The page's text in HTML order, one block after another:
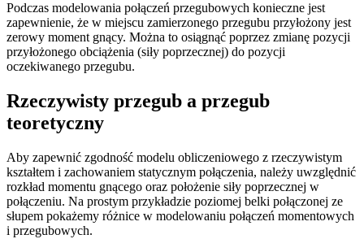
Podczas modelowania połączeń przegubowych konieczne jest
zapewnienie, że w miejscu zamierzonego przegubu przyłożony jest
zerowy moment gnący. Można to osiągnąć poprzez zmianę pozycji
przyłożonego obciążenia (siły poprzecznej) do pozycji
oczekiwanego przegubu.
Rzeczywisty przegub a przegub
teoretyczny
Aby zapewnić zgodność modelu obliczeniowego z rzeczywistym
kształtem i zachowaniem statycznym połączenia, należy uwzględnić
rozkład momentu gnącego oraz położenie siły poprzecznej w
połączeniu. Na prostym przykładzie poziomej belki połączonej ze
słupem pokażemy różnice w modelowaniu połączeń momentowych
i przegubowych.